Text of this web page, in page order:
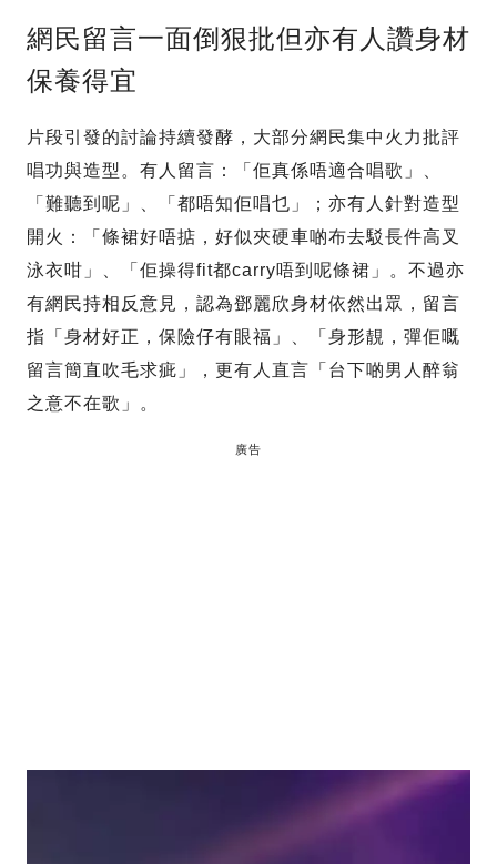
網民留言一面倒狠批但亦有人讚身材
保養得宜
片段引發的討論持續發酵，大部分網民集中火力批評
唱功與造型。有人留言：「佢真係唔適合唱歌」、
「難聽到呢」、「都唔知佢唱乜」；亦有人針對造型
開火：「條裙好唔掂，好似夾硬車啲布去駁長件高叉
泳衣咁」、「佢操得fit都carry唔到呢條裙」。不過亦
有網民持相反意見，認為鄧麗欣身材依然出眾，留言
指「身材好正，保險仔有眼福」、「身形靚，彈佢嘅
留言簡直吹毛求疵」，更有人直言「台下啲男人醉翁
之意不在歌」。
廣告